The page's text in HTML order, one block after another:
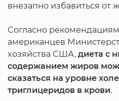
внезапно избавиться от
Согласно
американцев
хозяйства США, диета с
содержанием жиров
сказаться на уровне
триглицеридов в крови.